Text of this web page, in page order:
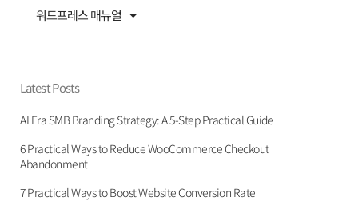
워드프레스 매뉴얼
Latest Posts
AI Era SMB Branding Strategy: A 5-Step Practical Guide
6 Practical Ways to Reduce WooCommerce Checkout
Abandonment
7 Practical Ways to Boost Website Conversion Rate